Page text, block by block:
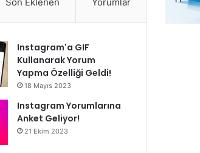
Instagram'a GIF
Kullanarak Yorum
Yapma Özelliği Geldi!
18 Mayıs 2023
Instagram Yorumlarına
Anket Geliyor!
21 Ekim 2023